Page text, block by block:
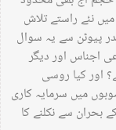
نئے راستے تلاش
پیوٹن سے یہ سوال
اجناس اور دیگر
اور کیا روسی
میں سرمایہ کاری
سے نکلنے کا